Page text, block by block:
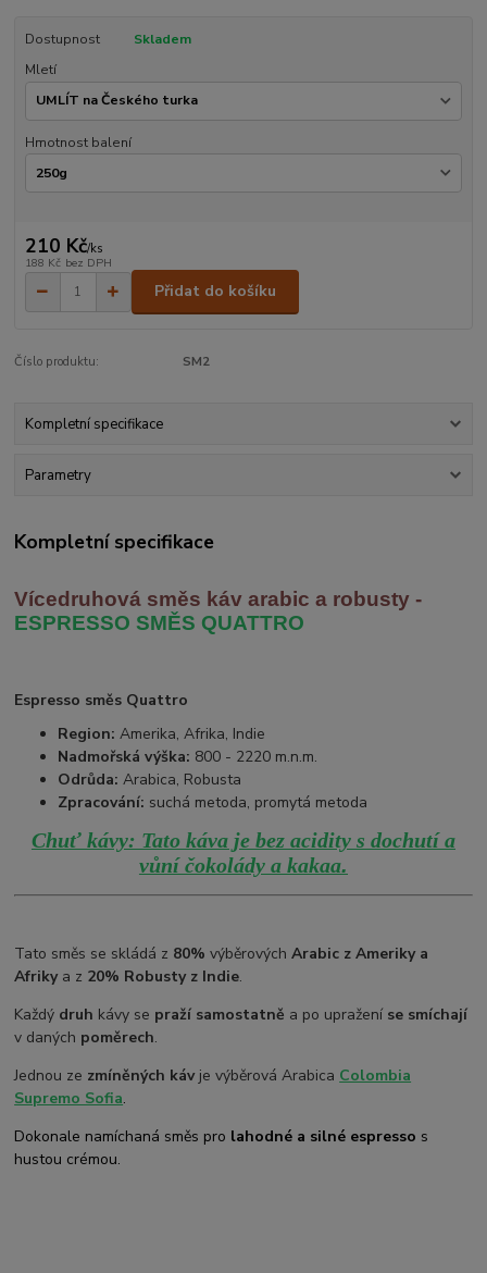
Dostupnost
Skladem
Mletí
Hmotnost balení
210 Kč/ks
188 Kč bez DPH
Přidat do košíku
Číslo produktu: SM2
Kompletní specifikace
Parametry
Kompletní specifikace
Vícedruhová směs káv arabic a robusty -
ESPRESSO SMĚS QUATTRO
Espresso směs Quattro
Region: Amerika, Afrika, Indie
Nadmořská výška: 800 - 2220 m.n.m.
Odrůda: Arabica, Robusta
Zpracování: suchá metoda, promytá metoda
Chuť kávy: Tato káva je bez acidity s dochutí a
vůní čokolády a kakaa.
Tato směs se skládá z 80% výběrovýchArabic z Ameriky a
Afrikya z 20% Robusty z Indie.
Každý druh kávy se praží samostatně a po upražení se smíchají
v daných poměrech.
Jednou ze zmíněných kávje výběrová Arabica Colombia
Supremo Sofia.
Dokonale namíchaná směs pro lahodné a silné espresso s
hustou crémou.